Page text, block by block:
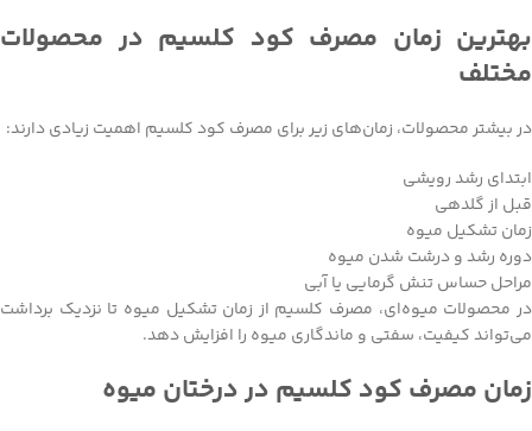
بهترین زمان مصرف کود کلسیم در محصولات
مختلف
در بیشتر محصولات، زمان‌های زیر برای مصرف کود کلسیم اهمیت زیادی دارند:
ابتدای رشد رویشی
قبل از گلدهی
زمان تشکیل میوه
دوره رشد و درشت شدن میوه
مراحل حساس تنش گرمایی یا آبی
در محصولات میوه‌ای، مصرف کلسیم از زمان تشکیل میوه تا نزدیک برداشت
می‌تواند کیفیت، سفتی و ماندگاری میوه را افزایش دهد.
زمان مصرف کود کلسیم در درختان میوه